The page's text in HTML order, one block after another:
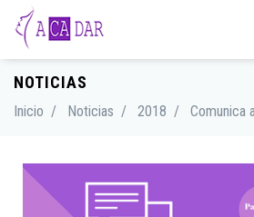
NOTICIAS
Inicio / Noticias / 2018 / Comunica